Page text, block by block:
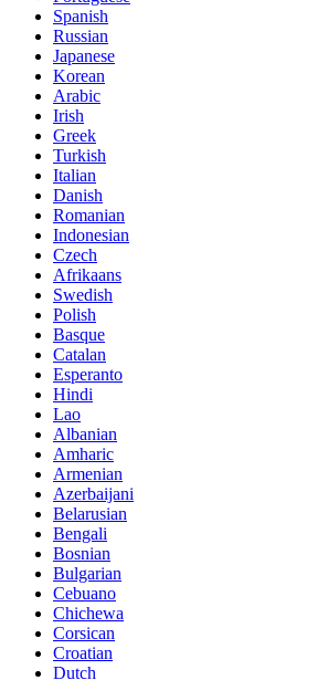
Spanish
Russian
Japanese
Korean
Arabic
Irish
Greek
Turkish
Italian
Danish
Romanian
Indonesian
Czech
Afrikaans
Swedish
Polish
Basque
Catalan
Esperanto
Hindi
Lao
Albanian
Amharic
Armenian
Azerbaijani
Belarusian
Bengali
Bosnian
Bulgarian
Cebuano
Chichewa
Corsican
Croatian
Dutch